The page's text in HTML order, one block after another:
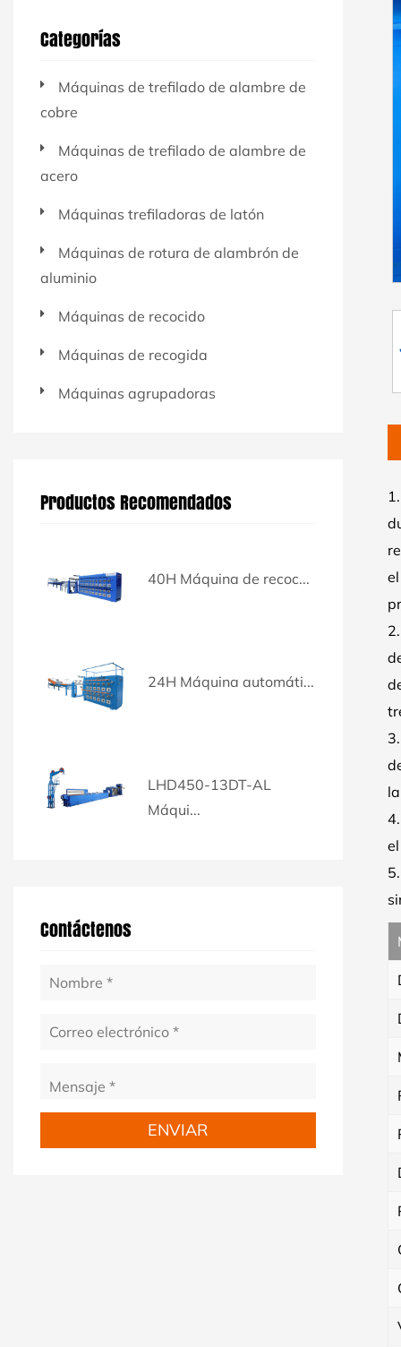
Categorías
Máquinas de trefilado de alambre de
cobre
Máquinas de trefilado de alambre de
acero
Máquinas trefiladoras de latón
Máquinas de rotura de alambrón de
aluminio
Máquinas de recocido
Máquinas de recogida
Máquinas agrupadoras
Productos Recomendados
40H Máquina de recoc...
24H Máquina automáti...
LHD450-13DT-AL
Máqui...
Contáctenos